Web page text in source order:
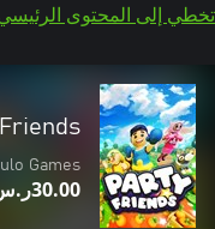
تخطي إلى المحتوى
Games
‪ر.س.‏‎30.00‬